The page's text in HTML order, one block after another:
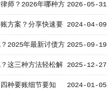
2026-05-31
师？2026年哪种方
2024-04-09
方案？分享快速要
2025-09-19
2025年最新讨债方
2025-12-27
这三种方法轻松解
2024-01-05
种要账细节要知